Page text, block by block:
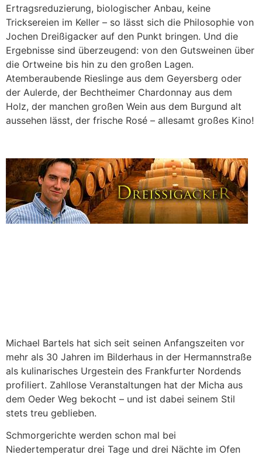
Ertragsreduzierung, biologischer Anbau, keine
Tricksereien im Keller – so lässt sich die Philosophie von
Jochen Dreißigacker auf den Punkt bringen. Und die
Ergebnisse sind überzeugend: von den Gutsweinen über
die Ortweine bis hin zu den großen Lagen.
Atemberaubende Rieslinge aus dem Geyersberg oder
der Aulerde, der Bechtheimer Chardonnay aus dem
Holz, der manchen großen Wein aus dem Burgund alt
aussehen lässt, der frische Rosé – allesamt großes Kino!
Michael Bartels hat sich seit seinen Anfangszeiten vor
mehr als 30 Jahren im Bilderhaus in der Hermannstraße
als kulinarisches Urgestein des Frankfurter Nordends
profiliert. Zahllose Veranstaltungen hat der Micha aus
dem Oeder Weg bekocht – und ist dabei seinem Stil
stets treu geblieben.
Schmorgerichte werden schon mal bei
Niedertemperatur drei Tage und drei Nächte im Ofen